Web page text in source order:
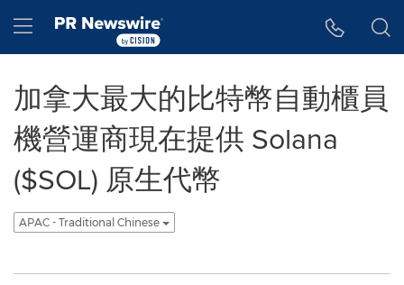
Hamburger menu
加拿大最大的比特幣自動櫃員
機營運商現在提供 Solana
($SOL) 原生代幣
APAC - Traditional Chinese